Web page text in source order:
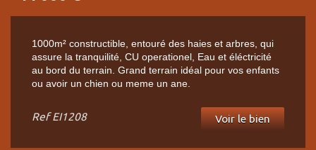
1000m² constructible, entouré des haies et arbres, qui
assure la tranquilité, CU operationel, Eau et éléctricité
au bord du terrain. Grand terrain idéal pour vos enfants
ou avoir un chien ou meme un ane.
RefEI1208 Voir le bien